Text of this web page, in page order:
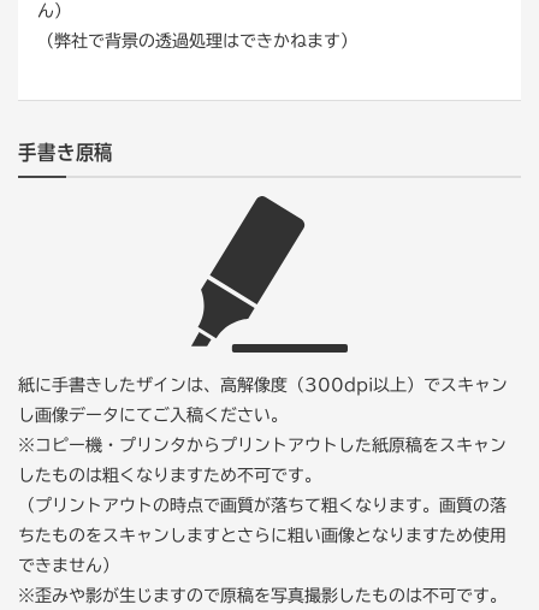
ん）
（弊社で背景の透過処理はできかねます）
手書き原稿
紙に手書きしたザインは、高解像度（300dpi以上）でスキャン
し画像データにてご入稿ください。
※コピー機・プリンタからプリントアウトした紙原稿をスキャン
したものは粗くなりますため不可です。
（プリントアウトの時点で画質が落ちて粗くなります。画質の落
ちたものをスキャンしますとさらに粗い画像となりますため使用
できません）
※歪みや影が生じますので原稿を写真撮影したものは不可です。